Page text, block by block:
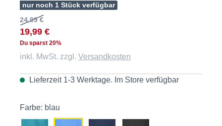
nur noch 1 Stück verfügbar
24,99 €
19,99 €
Du sparst 20%
inkl. MwSt. zzgl. Versandkosten
Lieferzeit 1-3 Werktage. Im Store verfügbar
Farbe: blau